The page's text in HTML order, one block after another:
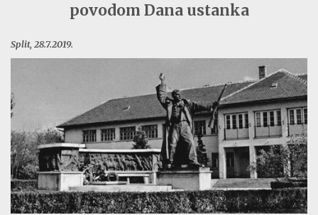
BORBENA BIBLIOTEKA
NAŠE PJESME
povodom Dana ustanka
Split, 28.7.2019.